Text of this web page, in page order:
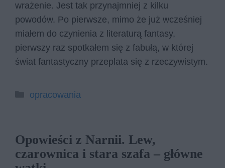
wrażenie. Jest tak przynajmniej z kilku
powodów. Po pierwsze, mimo że już wcześniej
miałem do czynienia z literaturą fantasy,
pierwszy raz spotkałem się z fabułą, w której
świat fantastyczny przeplata się z rzeczywistym.
Kategorie
opracowania
Opowieści z Narnii. Lew,
czarownica i stara szafa – główne